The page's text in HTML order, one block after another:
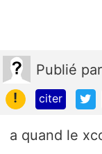
Publié par
!
citer
a quand le